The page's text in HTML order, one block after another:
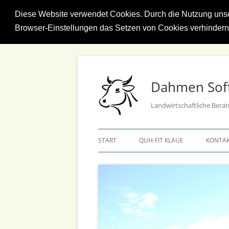
Diese Website verwendet Cookies. Durch die Nutzung
Browser-Einstellungen das Setzen von Cookies
Dahmen
Landwirtschaftliche
START QUH-FIT KLAUE